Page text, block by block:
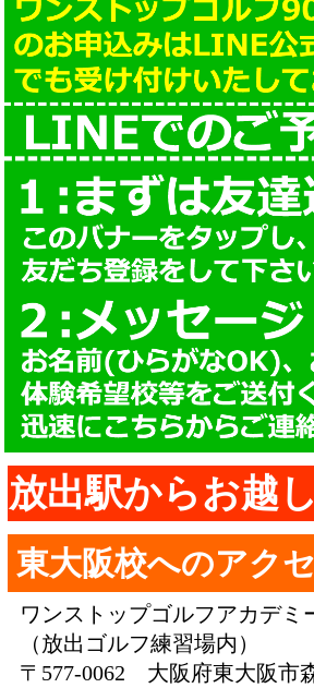
放出駅からお越
東大阪校へのアク
ワンストップゴルフアカデミ
（放出ゴルフ練習場内）
〒577-0062 大阪府東大阪市